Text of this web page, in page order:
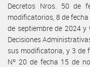
Decretos Nros. 50 de
modificatorios, 8 de
de septiembre de 2024
Decisiones
sus modificatoria, y 3 de
Nº 20 de fecha 15 de